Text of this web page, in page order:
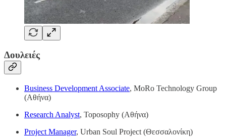
Δουλειές
Business Development Associate, MoRo Technology Group
(Αθήνα)
Research Analyst, Toposophy (Αθήνα)
Project Manager, Urban Soul Project (Θεσσαλονίκη)